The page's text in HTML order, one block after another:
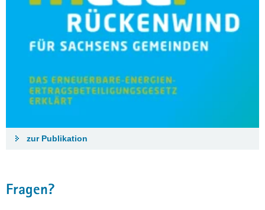
zur Publikation
Fragen?